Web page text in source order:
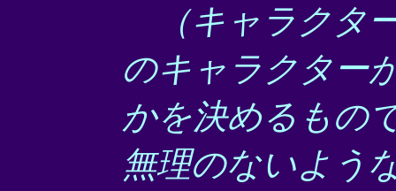
（キャラクタ
のキャラクター
かを決めるもの
無理のないよう